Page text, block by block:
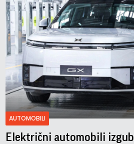
AUTOMOBILI
Električni automobili